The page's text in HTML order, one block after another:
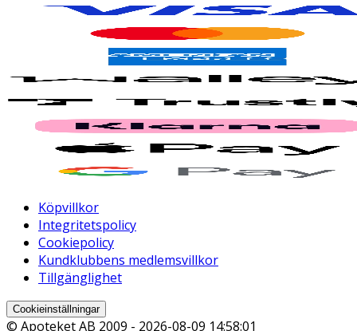
Köpvillkor
Integritetspolicy
Cookiepolicy
Kundklubbens medlemsvillkor
Tillgänglighet
Cookieinställningar
© Apoteket AB 2009 - 2026-08-09 14:58:01